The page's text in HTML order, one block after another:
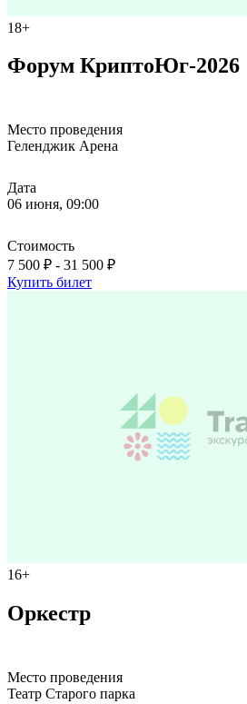
18+
Форум КриптоЮг-2026
Место проведения
Геленджик Арена
Дата
06 июня, 09:00
Стоимость
7 500 ₽ - 31 500 ₽
Купить билет
16+
Оркестр
Место проведения
Театр Старого паркa